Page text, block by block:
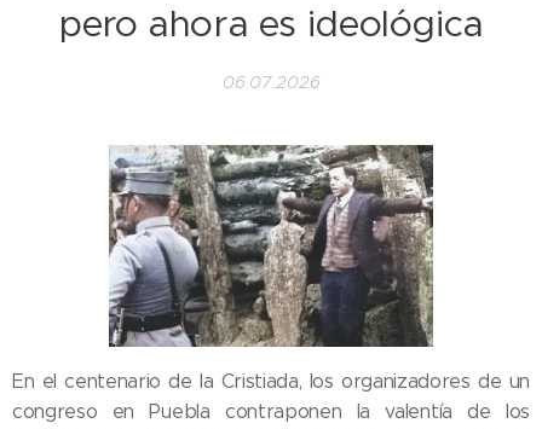
pero ahora es ideológica
06.07.2026
En el centenario de la Cristiada, los organizadores de un
congreso en Puebla contraponen la valentía de los